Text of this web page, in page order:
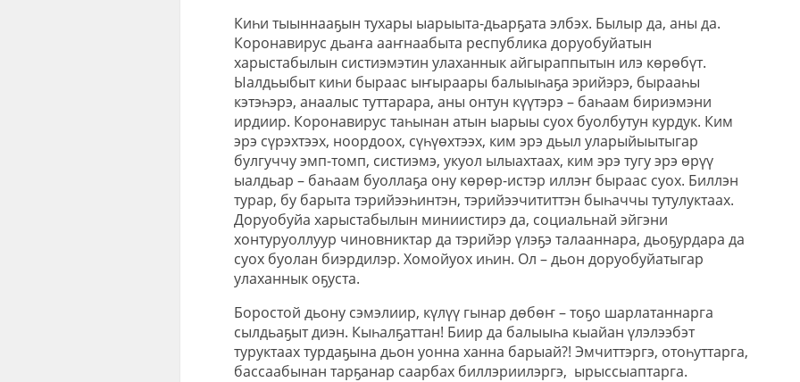
Киһи тыыннааҕын тухары ыарыыта-дьарҕата элбэх. Былыр да, аны да.
Коронавирус дьаҥа ааҥнаабыта республика доруобуйатын
харыстабылын систиэмэтин улаханнык айгыраппытын илэ көрөбүт.
Ыалдьыбыт киһи быраас ыҥыраары балыыһаҕа эрийэрэ, бырааһы
кэтэһэрэ, анаалыс туттарара, аны онтун күүтэрэ – баһаам бириэмэни
ирдиир. Коронавирус таһынан атын ыарыы суох буолбутун курдук. Ким
эрэ сүрэхтээх, ноордоох, сүһүөхтээх, ким эрэ дьыл уларыйыытыгар
булгуччу эмп-томп, систиэмэ, укуол ылыахтаах, ким эрэ тугу эрэ өрүү
ыалдьар – баһаам буоллаҕа ону көрөр-истэр иллэҥ быраас суох. Биллэн
турар, бу барыта тэрийээһинтэн, тэрийээчититтэн быһаччы тутулуктаах.
Доруобуйа харыстабылын миниистирэ да, социальнай эйгэни
хонтуруоллуур чиновниктар да тэрийэр үлэҕэ талааннара, дьоҕурдара да
суох буолан биэрдилэр. Хомойуох иһин. Ол – дьон доруобуйатыгар
улаханнык оҕуста.
Боростой дьону сэмэлиир, күлүү гынар дөбөҥ – тоҕо шарлатаннарга
сылдьаҕыт диэн. Кыһалҕаттан! Биир да балыыһа кыайан үлэлээбэт
туруктаах турдаҕына дьон уонна ханна барыай?! Эмчиттэргэ, отоһуттарга,
бассаабынан тарҕанар саарбах биллэриилэргэ, ырыссыаптарга.